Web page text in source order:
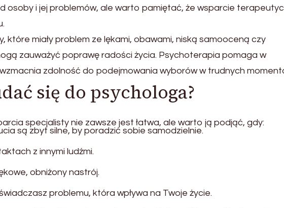
osoby i jej problemów, ale warto pamiętać, że wsparcie
które miały problem ze lękami, obawami, niską samooceną czy
zauważyć poprawę radości życia. Psychoterapia pomaga w
zdolność do podejmowania wyborów w trudnych
się do psychologa?
specjalisty nie zawsze jest łatwa, ale warto ją podjąć, gdy:
są zbyt silne, by poradzić sobie samodzielnie.
z innymi ludźmi.
obniżony nastrój.
problemu, która wpływa na Twoje życie.